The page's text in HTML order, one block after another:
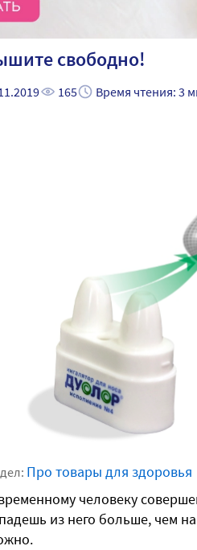
свободно!
165 Время чтения: 3
Про товары для здоровья
человеку
из него больше, чем